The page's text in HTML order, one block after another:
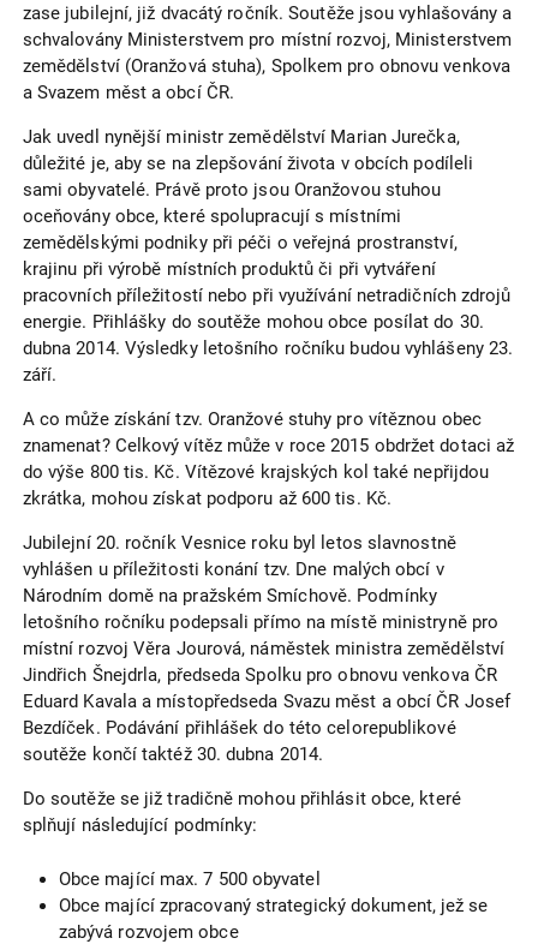
zase jubilejní, již dvacátý ročník. Soutěže jsou vyhlašovány a
schvalovány Ministerstvem pro místní rozvoj, Ministerstvem
zemědělství (Oranžová stuha), Spolkem pro obnovu venkova
a Svazem měst a obcí ČR.
Jak uvedl nynější ministr zemědělství Marian Jurečka,
důležité je, aby se na zlepšování života v obcích podíleli
sami obyvatelé. Právě proto jsou Oranžovou stuhou
oceňovány obce, které spolupracují s místními
zemědělskými podniky při péči o veřejná prostranství,
krajinu při výrobě místních produktů či při vytváření
pracovních příležitostí nebo při využívání netradičních zdrojů
energie. Přihlášky do soutěže mohou obce posílat do 30.
dubna 2014. Výsledky letošního ročníku budou vyhlášeny 23.
září.
A co může získání tzv. Oranžové stuhy pro vítěznou obec
znamenat? Celkový vítěz může v roce 2015 obdržet dotaci až
do výše 800 tis. Kč. Vítězové krajských kol také nepřijdou
zkrátka, mohou získat podporu až 600 tis. Kč.
Jubilejní 20. ročník Vesnice roku byl letos slavnostně
vyhlášen u příležitosti konání tzv. Dne malých obcí v
Národním domě na pražském Smíchově. Podmínky
letošního ročníku podepsali přímo na místě ministryně pro
místní rozvoj Věra Jourová, náměstek ministra zemědělství
Jindřich Šnejdrla, předseda Spolku pro obnovu venkova ČR
Eduard Kavala a místopředseda Svazu měst a obcí ČR Josef
Bezdíček. Podávání přihlášek do této celorepublikové
soutěže končí taktéž 30. dubna 2014.
Do soutěže se již tradičně mohou přihlásit obce, které
splňují následující podmínky:
Obce mající max. 7 500 obyvatel
Obce mající zpracovaný strategický dokument, jež se
zabývá rozvojem obce